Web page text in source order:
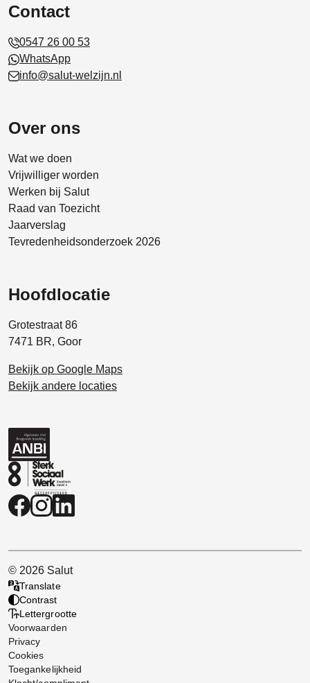
Contact
0547 26 00 53
WhatsApp
info@salut-welzijn.nl
Over ons
Wat we doen
Vrijwilliger worden
Werken bij Salut
Raad van Toezicht
Jaarverslag
Tevredenheidsonderzoek 2026
Hoofdlocatie
Grotestraat 86
7471 BR, Goor
Bekijk op Google Maps
Bekijk andere locaties
© 2026 Salut
Translate
Contrast
Lettergrootte
Voorwaarden
Privacy
Cookies
Toegankelijkheid